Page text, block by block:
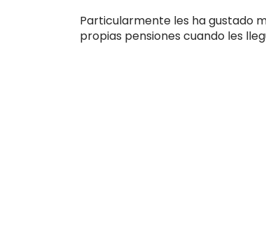
Particularmente les ha gustado
propias pensiones cuando les